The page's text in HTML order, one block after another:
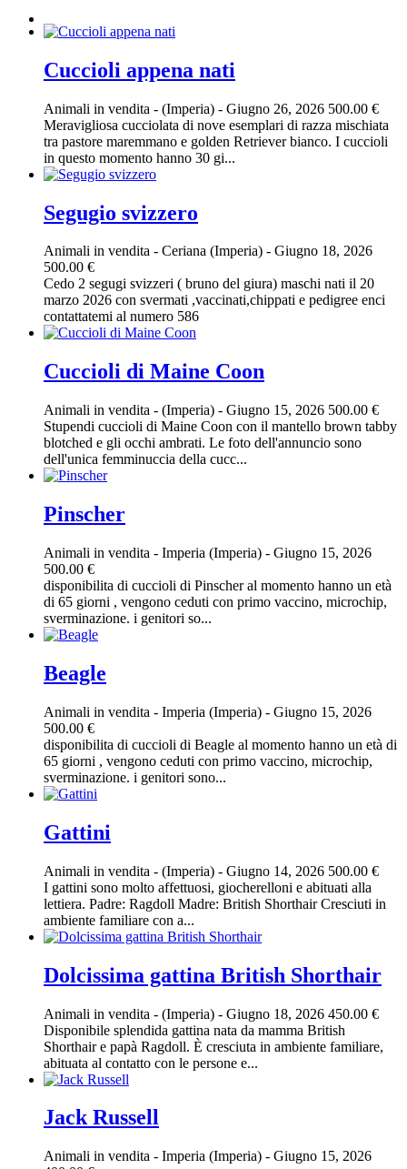
Cuccioli appena nati
Animali in vendita - (Imperia) - Giugno 26, 2026 500.00 €
Meravigliosa cucciolata di nove esemplari di razza mischiata
tra pastore maremmano e golden Retriever bianco. I cuccioli
in questo momento hanno 30 gi...
Segugio svizzero
Animali in vendita - Ceriana (Imperia) - Giugno 18, 2026
500.00 €
Cedo 2 segugi svizzeri ( bruno del giura) maschi nati il 20
marzo 2026 con svermati ,vaccinati,chippati e pedigree enci
contattatemi al numero 586
Cuccioli di Maine Coon
Animali in vendita - (Imperia) - Giugno 15, 2026 500.00 €
Stupendi cuccioli di Maine Coon con il mantello brown tabby
blotched e gli occhi ambrati. Le foto dell'annuncio sono
dell'unica femminuccia della cucc...
Pinscher
Animali in vendita - Imperia (Imperia) - Giugno 15, 2026
500.00 €
disponibilita di cuccioli di Pinscher al momento hanno un età
di 65 giorni , vengono ceduti con primo vaccino, microchip,
sverminazione. i genitori so...
Beagle
Animali in vendita - Imperia (Imperia) - Giugno 15, 2026
500.00 €
disponibilita di cuccioli di Beagle al momento hanno un età di
65 giorni , vengono ceduti con primo vaccino, microchip,
sverminazione. i genitori sono...
Gattini
Animali in vendita - (Imperia) - Giugno 14, 2026 500.00 €
I gattini sono molto affettuosi, giocherelloni e abituati alla
lettiera. Padre: Ragdoll Madre: British Shorthair Cresciuti in
ambiente familiare con a...
Dolcissima gattina British Shorthair
Animali in vendita - (Imperia) - Giugno 18, 2026 450.00 €
Disponibile splendida gattina nata da mamma British
Shorthair e papà Ragdoll. È cresciuta in ambiente familiare,
abituata al contatto con le persone e...
Jack Russell
Animali in vendita - Imperia (Imperia) - Giugno 15, 2026